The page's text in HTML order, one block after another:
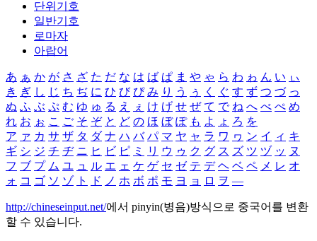
단위기호
일반기호
로마자
아랍어
あ ぁ か が さ ざ た だ な は ば ぱ ま や ゃ ら わ ゎ ん い ぃ
き ぎ し じ ち ぢ に ひ び ぴ み り う ぅ く ぐ す ず つ づ っ
ぬ ふ ぶ ぷ む ゆ ゅ る え ぇ け げ せ ぜ て で ね へ べ ぺ め
れ お ぉ こ ご そ ぞ と ど の ほ ぼ ぽ も よ ょ ろ を
ア ァ カ サ ザ タ ダ ナ ハ バ パ マ ヤ ャ ラ ワ ヮ ン イ ィ キ
ギ シ ジ チ ヂ ニ ヒ ビ ピ ミ リ ウ ゥ ク グ ス ズ ツ ヅ ッ ヌ
フ ブ プ ム ユ ュ ル エ ェ ケ ゲ セ ゼ テ デ ヘ ベ ペ メ レ オ
ォ コ ゴ ソ ゾ ト ド ノ ホ ボ ポ モ ヨ ョ ロ ヲ ―
http://chineseinput.net/에서 pinyin(병음)방식으로 중국어를 변환
할 수 있습니다.